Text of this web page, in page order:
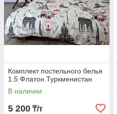
Комплект постельного белья
1.5 Флатон Туркменистан
В наличии
5 200 ₸/т